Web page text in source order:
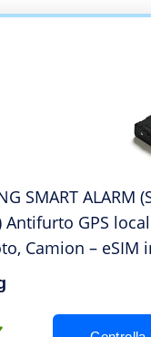
SMART ALARM
Antifurto GPS
Camion – eSIM
No cavi – Lo attivi
di parcheggio –
di allarme –